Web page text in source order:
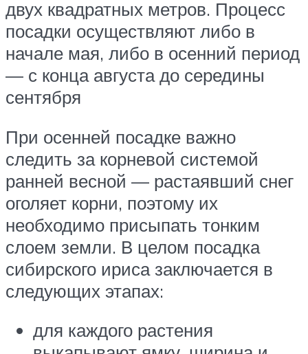
двух квадратных метров. Процесс
посадки осуществляют либо в
начале мая, либо в осенний период
— с конца августа до середины
сентября
При осенней посадке важно
следить за корневой системой
ранней весной — растаявший снег
оголяет корни, поэтому их
необходимо присыпать тонким
слоем земли. В целом посадка
сибирского ириса заключается в
следующих этапах:
для каждого растения